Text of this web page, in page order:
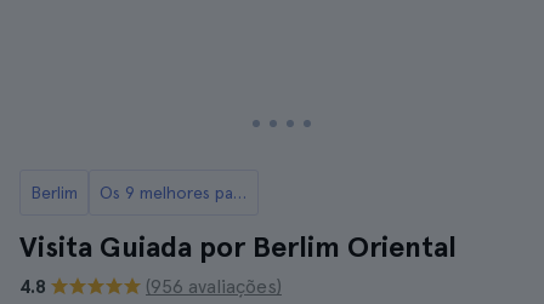
Berlim Os 9 melhores passeios e excursões de Berlim
Visita Guiada por Berlim Oriental
4.8
(956 avaliações)